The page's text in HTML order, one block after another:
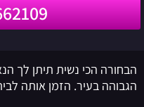
ירושלים
נערות ליווי באילת
הבחורה הכי נשית תיתן לך
הגבוהה בעיר. הזמן אותה